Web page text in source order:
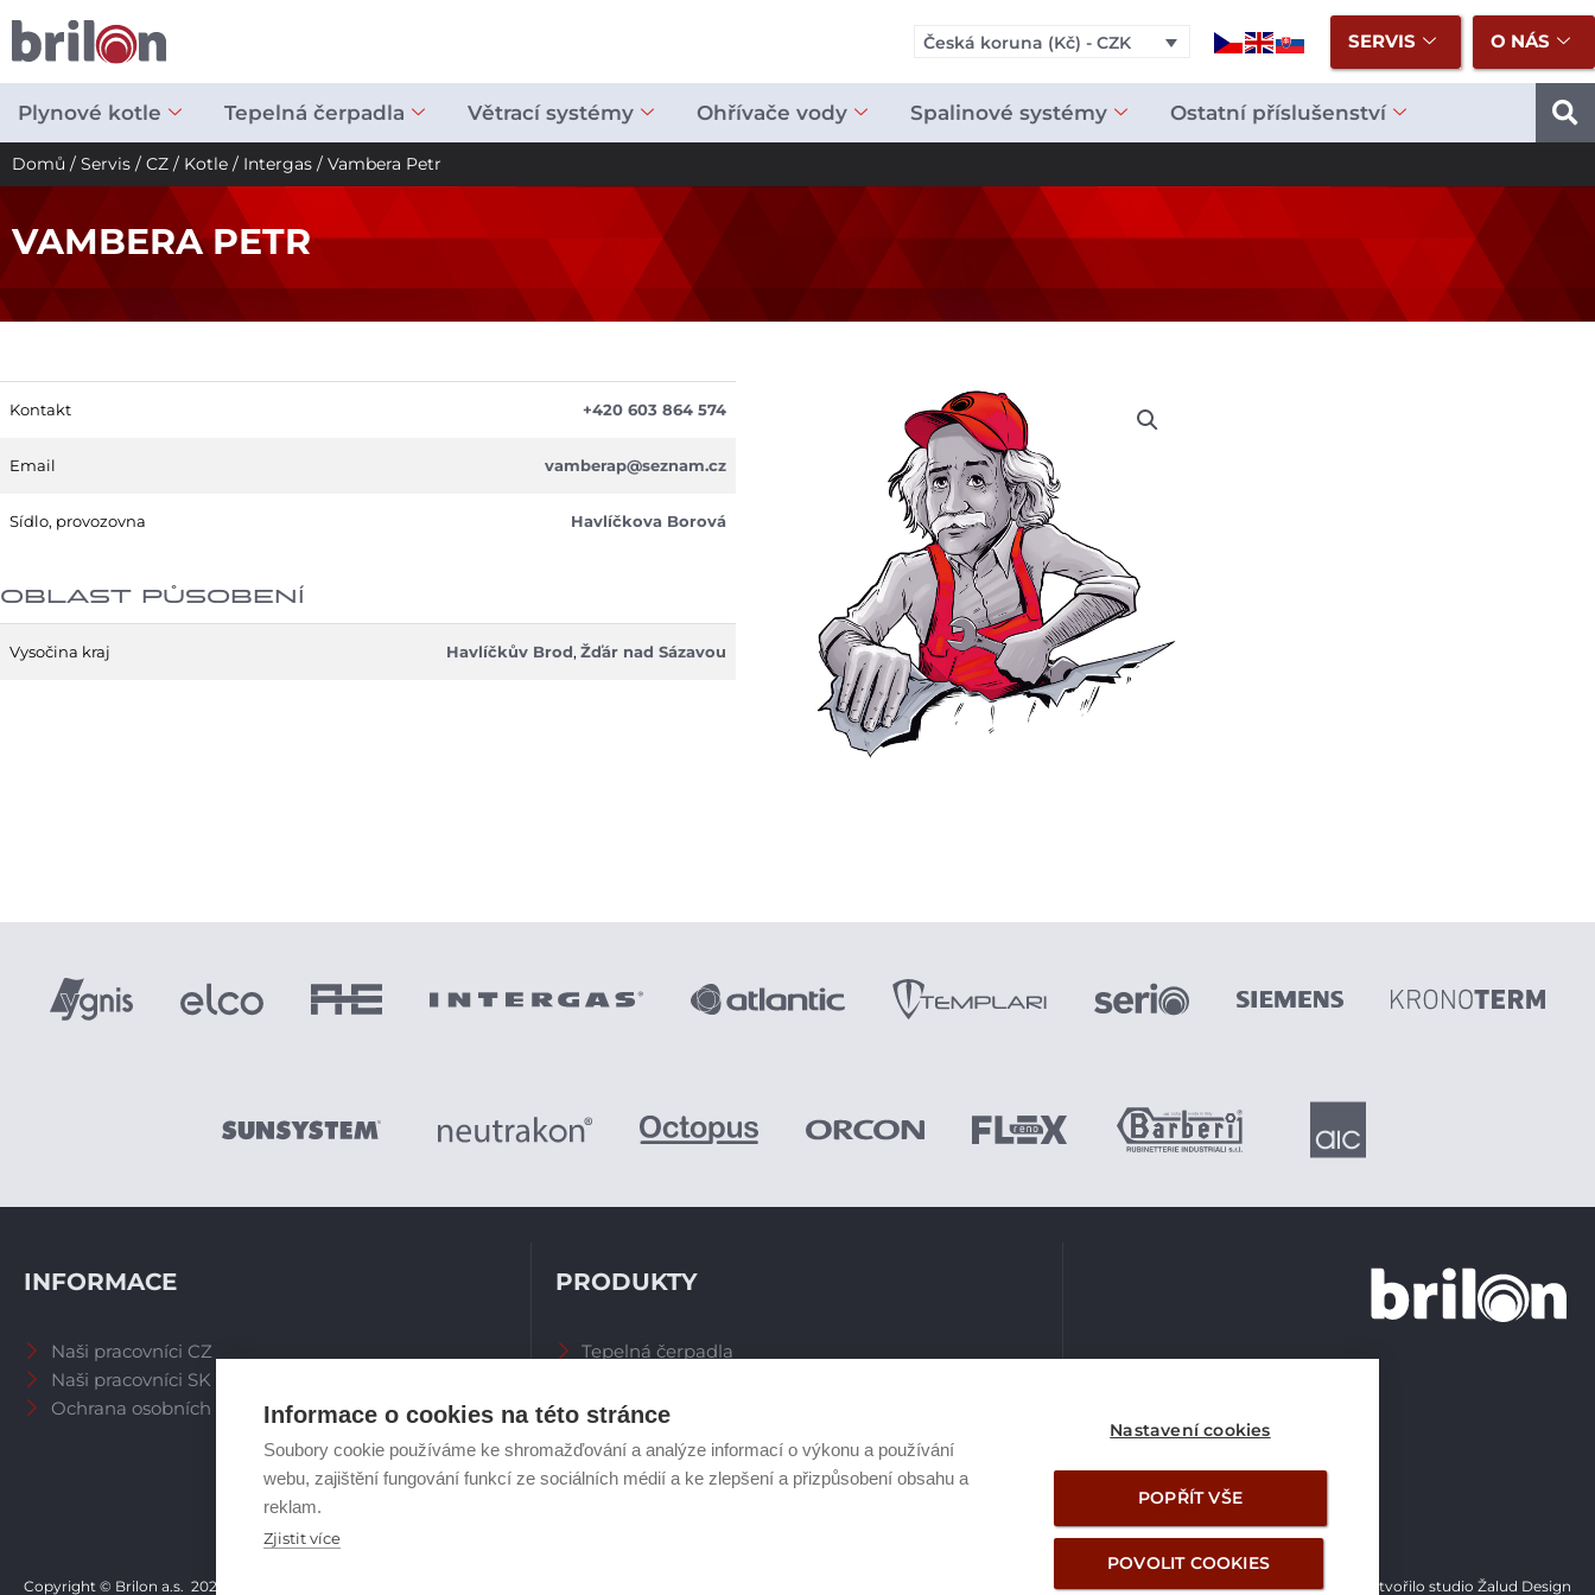
Informace o cookies na této stránce
Soubory cookie používáme ke shromažďování a analýze informací o výkonu a používání
webu, zajištění fungování funkcí ze sociálních médií a ke zlepšení a přizpůsobení obsahu a
reklam.
Zjistit více
Nastavení cookies
POPŘÍT VŠE
POVOLIT COOKIES
obsah
Česká koruna (Kč) - CZK SERVIS O NÁS
Plynové kotle Tepelná čerpadla Větrací systémy Ohřívače vody Spalinové systémy Ostatní příslušenství
Domů / Servis / CZ / Kotle / Intergas / Vambera Petr
VAMBERA PETR
Kontakt +420 603 864 574
Email vamberap@seznam.cz
Sídlo, provozovna Havlíčkova Borová
OBLAST PŮSOBENÍ
Vysočina kraj Havlíčkův Brod, Žďár nad Sázavou
INFORMACE
Naši pracovníci CZ
Naši pracovníci SK
Ochrana osobních údajů
PRODUKTY
Tepelná čerpadla
Zásobníky TV
Plynové kotle
Ostatní příslušenství
Copyright © Brilon a.s. 2026 Vytvořilo studio Žalud Design